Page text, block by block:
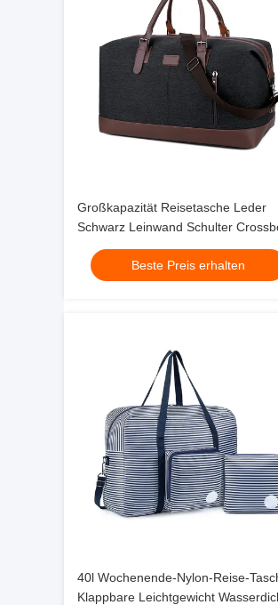
Großkapazität Reisetasche Leder
Schwarz Leinwand Schulter
Wochenende
Beste Preis erhalten
40l Wochenende-Nylon-Reise-
Klappbare Leichtgewicht